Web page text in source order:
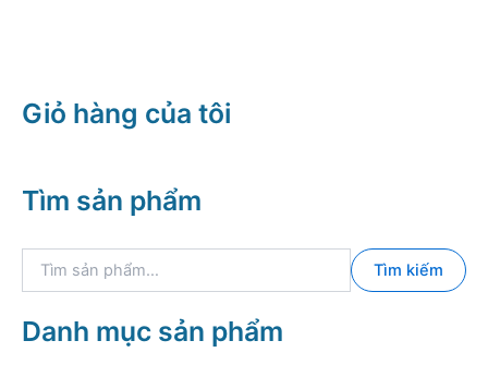
Giỏ hàng của tôi
Tìm sản phẩm
k
i
Tìm kiếm
Danh mục sản phẩm